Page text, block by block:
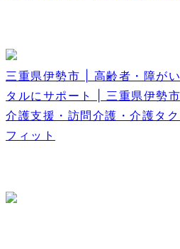
三重県伊勢市 | 高齢者・障が
タルにサポート | 三重県伊勢
介護支援・訪問介護・介護タ
フィット